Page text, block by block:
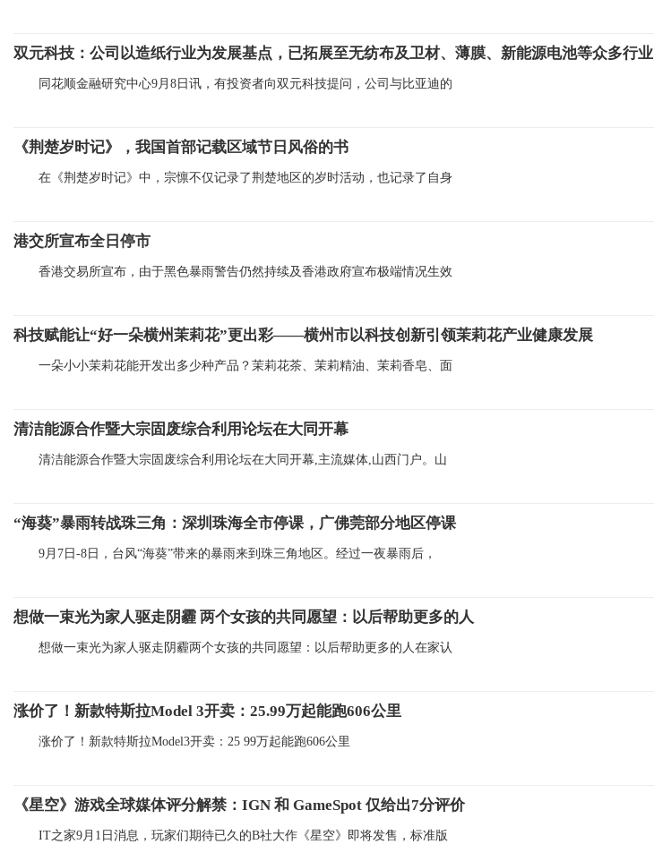
双元科技：公司以造纸行业为发展基点，已拓展至无纺布及卫材、薄膜、新能源电池等众多行业
同花顺金融研究中心9月8日讯，有投资者向双元科技提问，公司与比亚迪的
《荆楚岁时记》，我国首部记载区域节日风俗的书
在《荆楚岁时记》中，宗懔不仅记录了荆楚地区的岁时活动，也记录了自身
港交所宣布全日停市
香港交易所宣布，由于黑色暴雨警告仍然持续及香港政府宣布极端情况生效
科技赋能让“好一朵横州茉莉花”更出彩——横州市以科技创新引领茉莉花产业健康发展
一朵小小茉莉花能开发出多少种产品？茉莉花茶、茉莉精油、茉莉香皂、面
清洁能源合作暨大宗固废综合利用论坛在大同开幕
清洁能源合作暨大宗固废综合利用论坛在大同开幕,主流媒体,山西门户。山
“海葵”暴雨转战珠三角：深圳珠海全市停课，广佛莞部分地区停课
9月7日-8日，台风“海葵”带来的暴雨来到珠三角地区。经过一夜暴雨后，
想做一束光为家人驱走阴霾 两个女孩的共同愿望：以后帮助更多的人
想做一束光为家人驱走阴霾两个女孩的共同愿望：以后帮助更多的人在家认
涨价了！新款特斯拉Model 3开卖：25.99万起能跑606公里
涨价了！新款特斯拉Model3开卖：25 99万起能跑606公里
《星空》游戏全球媒体评分解禁：IGN 和 GameSpot 仅给出7分评价
IT之家9月1日消息，玩家们期待已久的B社大作《星空》即将发售，标准版